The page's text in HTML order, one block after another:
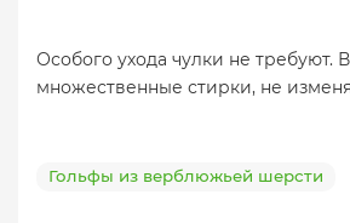
Особого ухода чулки не требуют.
множественные стирки, не
Гольфы из верблюжьей шерсти